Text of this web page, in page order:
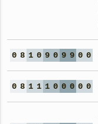
0 8 1 0 9 0 9 9 0 0
0 8 1 1 1 0 0 0 0 0